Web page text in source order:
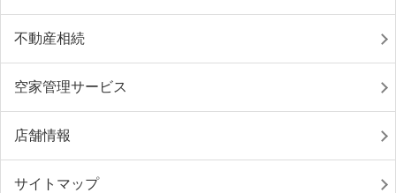
不動産相続
空家管理サービス
店舗情報
サイトマップ